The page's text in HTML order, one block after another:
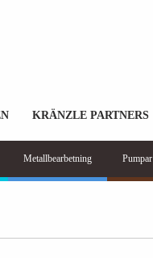
KRÄNZLE PARTNERS
Metallbearbetning Pumpar